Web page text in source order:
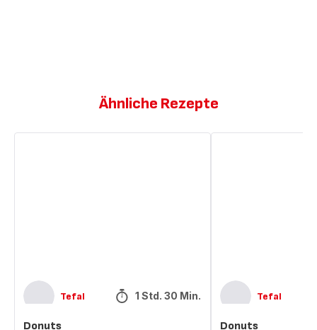
Ähnliche Rezepte
Tefal 1 Std. 30 Min.
Donuts
Tefal
Donuts